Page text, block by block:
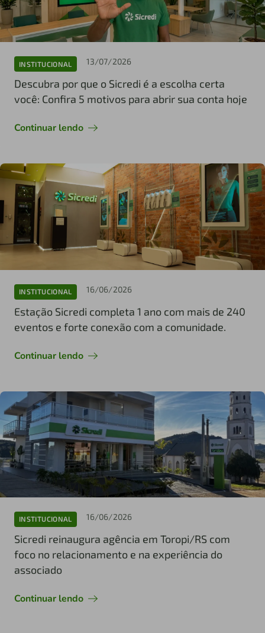
INSTITUCIONAL 13/07/2026
Descubra por que o Sicredi é a escolha certa
você: Confira 5 motivos para abrir sua conta hoje
Continuar lendo
INSTITUCIONAL 16/06/2026
Estação Sicredi completa 1 ano com mais de 240
eventos e forte conexão com a comunidade.
Continuar lendo
INSTITUCIONAL 16/06/2026
Sicredi reinaugura agência em Toropi/RS com
foco no relacionamento e na experiência do
associado
Continuar lendo